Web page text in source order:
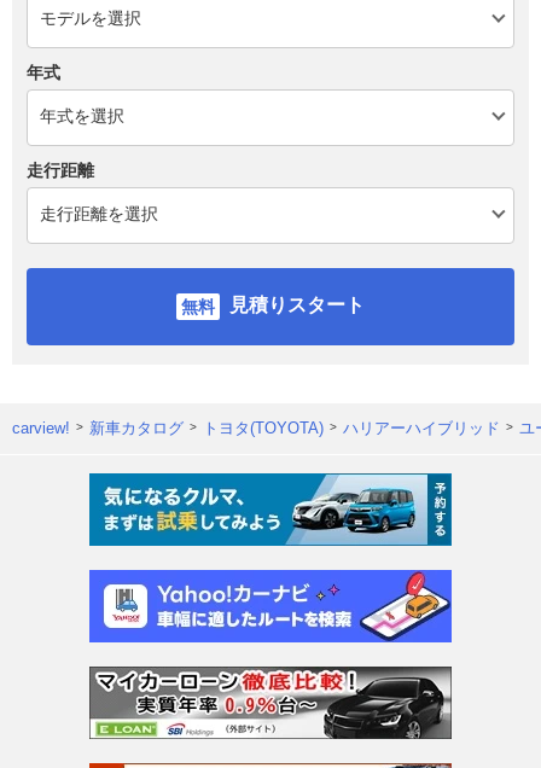
年式
走行距離
見積りスタート
carview! 新車カタログ トヨタ(TOYOTA) ハリアーハイブリッド ユ